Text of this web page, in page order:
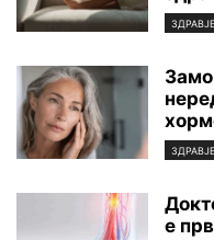
ЗДРАВЈЕ
ЗДРАВЈЕ
е